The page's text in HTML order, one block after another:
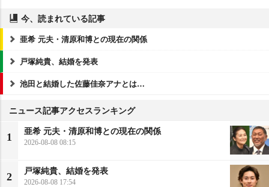
今、読まれている記事
亜希 元夫・清原和博との現在の関係
戸塚純貴、結婚を発表
池田と結婚した佐藤佳奈アナとは…
ニュース記事アクセスランキング
1
亜希 元夫・清原和博との現在の関係
2026-08-08 08:15
2
戸塚純貴、結婚を発表
2026-08-08 17:54